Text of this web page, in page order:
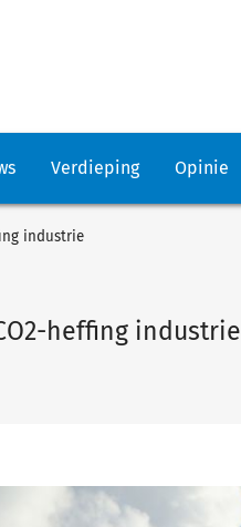
Verdieping Opinie
industrie
heffing industrie